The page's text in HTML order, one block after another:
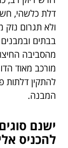
דלת כלשהי,
ולא תגרום נזק
בבתים
מהסביבה
מורכב מאוד
להתקין דלתות
המבנה.
ישנם
להכניס